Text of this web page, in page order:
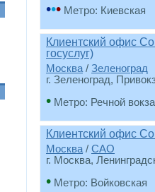
••• Метро: Киевская
Клиентский офис
госуслуг)
Москва / Зеленоград
г. Зеленоград,
• Метро: Речной
Клиентский офис
Москва / САО
г. Москва,
• Метро: Войковская